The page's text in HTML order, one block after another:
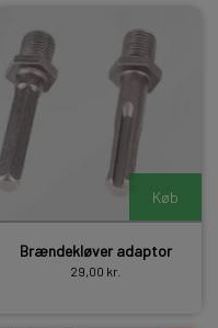
Køb
Brændekløver adaptor
29,00 kr.